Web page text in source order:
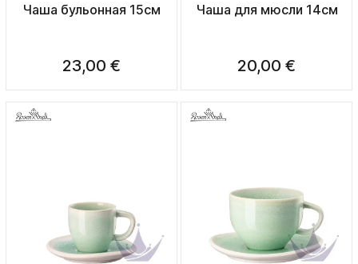
Чаша бульонная 15см
23,00 €
Чаша для мюсли 14см
20,00 €